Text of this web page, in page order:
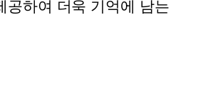
공하여 더욱 기억에 남는